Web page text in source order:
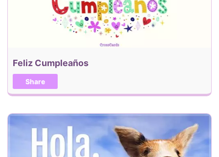
Feliz Cumpleaños
Share